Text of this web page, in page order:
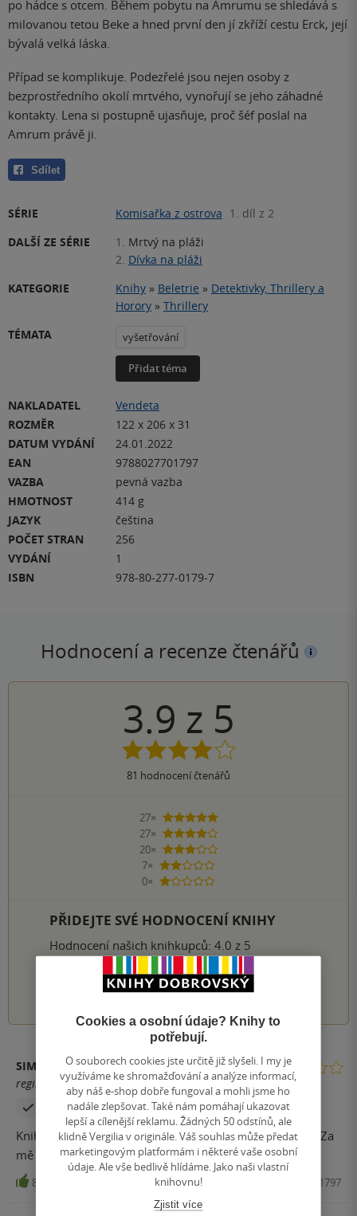
po hádce s otcem. Během pobytu na Amrumu se shledává s
milovanou tetou Beke a hned první den jí zkříží cestu Erck, její
bývalá velká láska.
Případ se komplikuje. Podezřelé jsou nejen osoby z
bezprostředního okolí mrtvého, vynořují se jeho záhadné
kontakty. Lena si postupně ujasňuje, proč šéf poslal na
Amrum právě ji.
Sdílet
SÉRIE Komisařka z ostrova 1. díl z 2
DALŠÍ ZE SÉRIE
1. Mrtvý na pláži
2. Dívka na pláži
KATEGORIE
Knihy » Beletrie » Detektivky, Thrillery a
Horory » Thrillery
TÉMATA
vyšetřování
Přidat téma
NAKLADATEL
Vendeta
ROZMĚR
122 x 206 x 31
DATUM VYDÁNÍ
24.01.2022
EAN
9788027701797
VAZBA
pevná vazba
HMOTNOST
414 g
JAZYK
čeština
POČET STRAN
256
VYDÁNÍ
1
ISBN
978-80-277-0179-7
Hodnocení a recenze čtenářů
3.9 z 5
81 hodnocení čtenářů
27×
5 hvězdiček
27×
4 hvězdičky
20×
3 hvězdičky
7×
2 hvězdičky
0×
1 hvezdička
PŘIDEJTE SVÉ HODNOCENÍ KNIHY
Hodnocení našich knihkupců: 4.0 z 5
1 2 3 4 5
SIMONA ZÁKLASNÍKOVÁ
registrovaný uživatel
Zakoupil produkt
Knihu jsem dočetla, ale musela jsem se dost přemáhat. Za
mě jednoduchý příběh a předvídatelný.
8 Kniha, Vendeta, 2022, 9788027701797
Cookies a osobní údaje? Knihy to
potřebují.
O souborech cookies jste určitě již slyšeli. I my je
využíváme ke shromažďování a analýze informací,
aby náš e-shop dobře fungoval a mohli jsme ho
nadále zlepšovat. Také nám pomáhají ukazovat
lepší a cílenější reklamu. Žádných 50 odstínů, ale
klidně Vergilia v originále. Váš souhlas může předat
marketingovým platformám i některé vaše osobní
údaje. Ale vše bedlivě hlídáme. Jako naši vlastní
knihovnu!
Zjistit více